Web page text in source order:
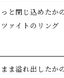
と閉じ込めたか
ァイトのリング
ま溢れ出したか